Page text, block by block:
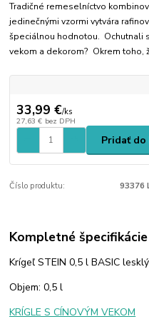
Tradičné remeselníctvo
jedinečnými vzormi vytvára
špeciálnou hodnotou. Ochutnali
vekom a dekorom? Okrem toho,
33,99 €/ks
27,63 € bez DPH
Pridať do
Číslo produktu: 93376
Kompletné špecifikácie
Krígeľ STEIN 0,5 l BASIC lesklý
Objem: 0,5 l
KRÍGLE S CÍNOVÝM VEKOM